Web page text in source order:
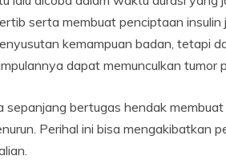
serta membuat penciptaan insulin
kemampuan badan, tetapi
dapat memunculkan tumor
sepanjang bertugas hendak
Perihal ini bisa mengakibatkan